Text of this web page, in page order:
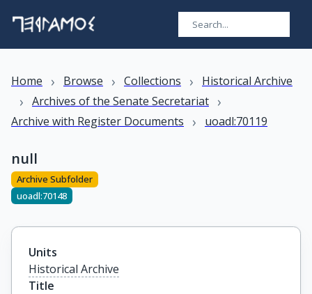
Home › Browse › Collections › Historical Archive
› Archives of the Senate Secretariat ›
Archive with Register Documents › uoadl:70119
null
Archive Subfolder
uoadl:70148
Units
Historical Archive
Title